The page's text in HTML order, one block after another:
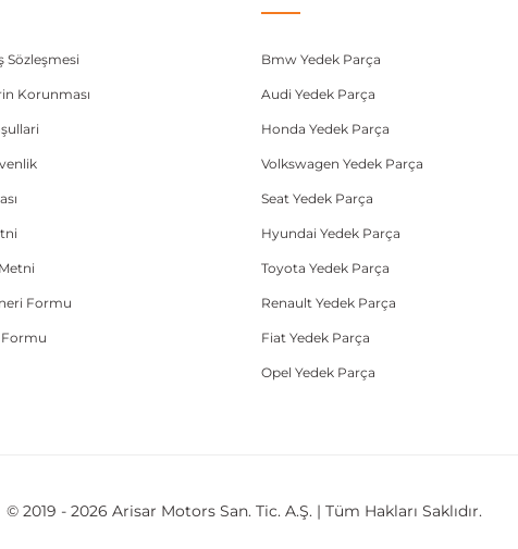
Sözleşmesi
Korunması
Formu
Formu
Bmw Yedek Parça
Audi Yedek Parça
Honda Yedek Parça
Volkswagen Yedek Parça
Seat Yedek Parça
Hyundai Yedek Parça
Toyota Yedek Parça
Renault Yedek Parça
Fiat Yedek Parça
Opel Yedek Parça
© 2019 - 2026 Arisar Motors San. Tic. A.Ş. | Tüm Hakları Saklıdır.